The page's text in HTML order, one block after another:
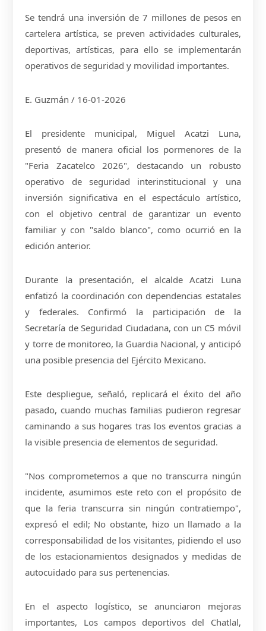
Se tendrá una inversión de 7 millones de pesos en
cartelera artística, se preven actividades culturales,
deportivas, artísticas, para ello se implementarán
operativos de seguridad y movilidad importantes.
E. Guzmán / 16-01-2026
El presidente municipal, Miguel Acatzi Luna,
presentó de manera oficial los pormenores de la
"Feria Zacatelco 2026", destacando un robusto
operativo de seguridad interinstitucional y una
inversión significativa en el espectáculo artístico,
con el objetivo central de garantizar un evento
familiar y con "saldo blanco", como ocurrió en la
edición anterior.
Durante la presentación, el alcalde Acatzi Luna
enfatizó la coordinación con dependencias estatales
y federales. Confirmó la participación de la
Secretaría de Seguridad Ciudadana, con un C5 móvil
y torre de monitoreo, la Guardia Nacional, y anticipó
una posible presencia del Ejército Mexicano.
Este despliegue, señaló, replicará el éxito del año
pasado, cuando muchas familias pudieron regresar
caminando a sus hogares tras los eventos gracias a
la visible presencia de elementos de seguridad.
"Nos comprometemos a que no transcurra ningún
incidente, asumimos este reto con el propósito de
que la feria transcurra sin ningún contratiempo",
expresó el edil; No obstante, hizo un llamado a la
corresponsabilidad de los visitantes, pidiendo el uso
de los estacionamientos designados y medidas de
autocuidado para sus pertenencias.
En el aspecto logístico, se anunciaron mejoras
importantes, Los campos deportivos del Chatlal,